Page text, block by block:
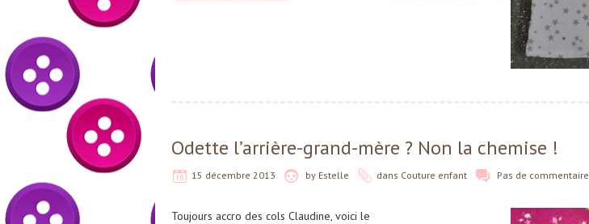
Odette l’arrière-grand-mère ? Non la chemise !
15 décembre 2013 by Estelle dans Couture enfant Pas de commentaire
Toujours accro des cols Claudine, voici le